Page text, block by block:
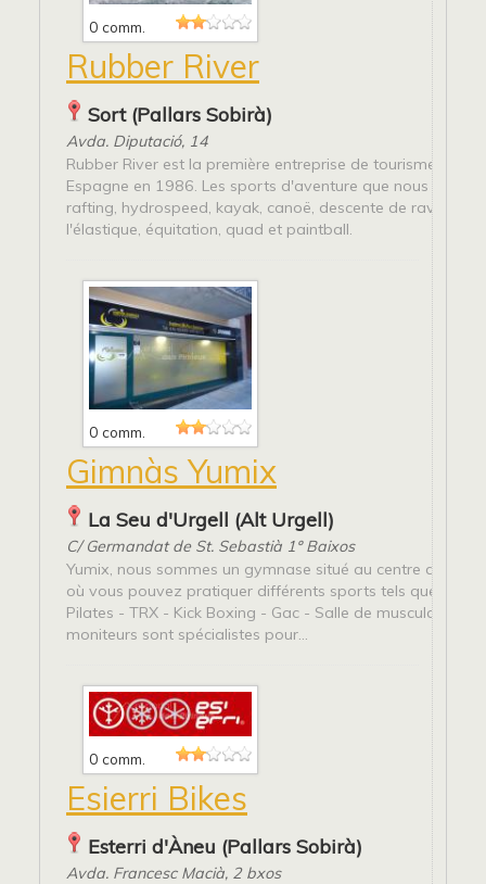
0 comm.
Rubber River
Sort (Pallars Sobirà)
Avda. Diputació, 14
Rubber River est la première entreprise de tourisme actif
Espagne en 1986. Les sports d'aventure que nous
rafting, hydrospeed, kayak, canoë, descente de ravins,
l'élastique, équitation, quad et paintball.
0 comm.
Gimnàs Yumix
La Seu d'Urgell (Alt Urgell)
C/ Germandat de St. Sebastià 1º Baixos
Yumix, nous sommes un gymnase situé au centre de la
où vous pouvez pratiquer différents sports tels que: -
Pilates - TRX - Kick Boxing - Gac - Salle de musculation -
moniteurs sont spécialistes pour...
0 comm.
Esierri Bikes
Esterri d'Àneu (Pallars Sobirà)
Avda. Francesc Macià, 2 bxos